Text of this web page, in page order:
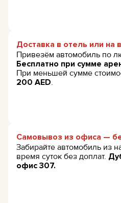
Доставка в отель или на
Привезём автомобиль по
Бесплатно при сумме
При меньшей сумме
200 AED.
Самовывоз из офиса —
Забирайте автомобиль из
время суток без доплат.
офис 307.